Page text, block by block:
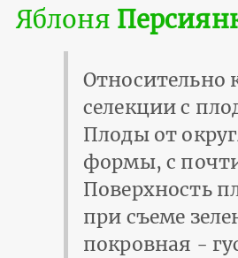
Яблоня
Относительно
селекции с
Плоды от
формы, с
Поверхность
при съеме
покровная -